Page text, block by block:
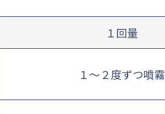
１回量
１～２度ずつ噴霧